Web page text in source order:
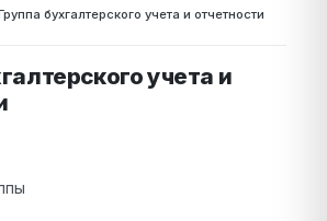
бухгалтерского учета и отчетности
учета и